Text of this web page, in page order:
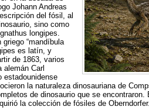
Johann Andreas
del fósil, al
sino como
longipes.
“mandíbula
es latín, y
de 1863, varios
Carl
estadounidense
la naturaleza dinosauriana de
de dinosaurio que se encontraron.
la colección de fósiles de Oberndorfer.